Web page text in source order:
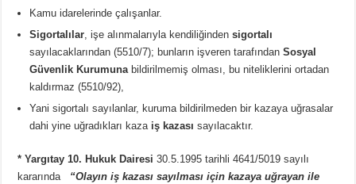
Kamu idarelerinde çalışanlar.
Sigortalılar, işe alınmalarıyla kendiliğindensigortalı
sayılacaklarından (5510/7); bunların işveren tarafından Sosyal
Güvenlik Kurumunabildirilmemiş olması, bu niteliklerini ortadan
kaldırmaz (5510/92),
Yani sigortalı sayılanlar, kuruma bildirilmeden bir kazaya uğrasalar
dahi yine uğradıkları kaza iş kazası sayılacaktır.
* Yargıtay 10. Hukuk Dairesi 30.5.1995 tarihli 4641/5019 sayılı
kararında
“Olayın iş kazası sayılması için kazaya uğrayan ile